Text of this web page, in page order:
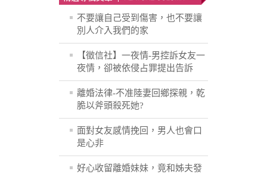
不要讓自己受到傷害，也不要讓
別人介入我們的家
【徵信社】一夜情-男控訴女友一
夜情，卻被依侵占罪提出告訴
離婚法律-不准陸妻回鄉探親，乾
脆以斧頭殺死她?
面對女友感情挽回，男人也會口
是心非
好心收留離婚妹妹，竟和姊夫發